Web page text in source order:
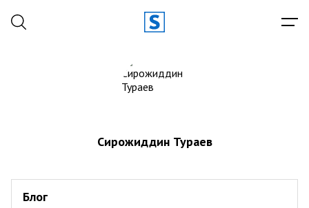
Сирожиддин Тураев
Блог